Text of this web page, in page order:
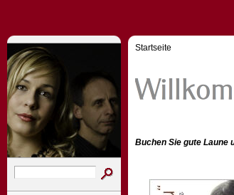
Startseite
Buchen Sie gute Laune